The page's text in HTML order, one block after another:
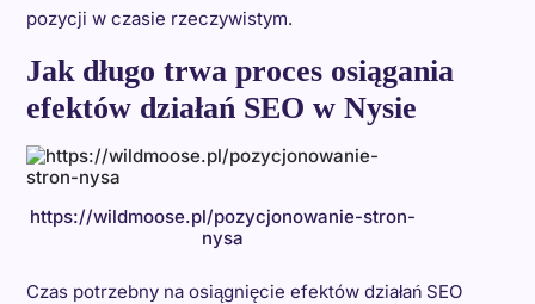
pozycji w czasie rzeczywistym.
Jak długo trwa proces osiągania
efektów działań SEO w Nysie
https://wildmoose.pl/pozycjonowanie-stron-
nysa
Czas potrzebny na osiągnięcie efektów działań SEO